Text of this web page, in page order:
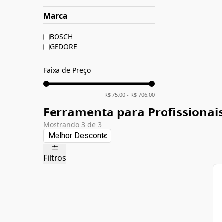
Marca
BOSCH
GEDORE
Faixa de Preço
R$ 75,00 - R$ 706,00
Ferramenta para
Mostrando 3 de 3
Filtros